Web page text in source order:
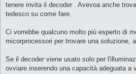
tenere invita il decoder . Avevoa anche
tedesco su come fare.
Ci vorrebbe qualcuno molto più esperto di
micorprocessori per trovare una soluzione,
Se il decoder viene usato solo per
ovviare inserendo una capacità adeguata a